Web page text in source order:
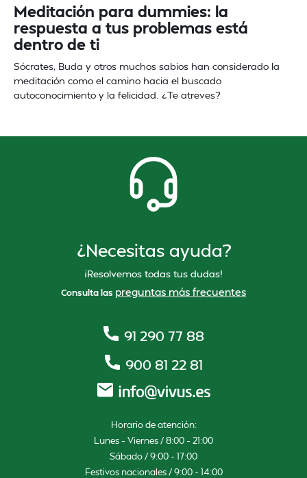
Meditación para dummies: la
respuesta a tus problemas está
dentro de ti
Sócrates, Buda y otros muchos sabios han considerado la
meditación como el camino hacia el buscado
autoconocimiento y la felicidad. ¿Te atreves?
¿Necesitas ayuda?
¡Resolvemos todas tus dudas!
Consulta las preguntas más frecuentes
91 290 77 88
900 81 22 81
Horario de atención:
Lunes – Viernes / 8:00 – 21:00
Sábado / 9:00 – 17:00
Festivos nacionales / 9:00 – 14:00